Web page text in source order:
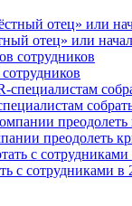
отец» или
преодолеть
с сотрудниками в